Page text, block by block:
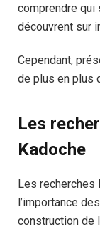
comprendre qui
découvrent sur
Cependant,
de plus en plus
Les
Kadoche
Les recherches
l’importance
construction de